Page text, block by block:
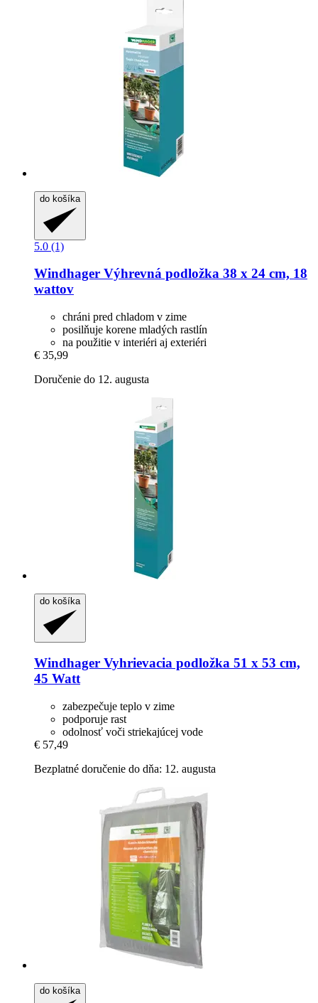
do košíka
5.0 (1)
Windhager Výhrevná podložka 38 x 24 cm, 18
wattov
chráni pred chladom v zime
posilňuje korene mladých rastlín
na použitie v interiéri aj exteriéri
€ 35,99
Doručenie do 12. augusta
do košíka
Windhager Vyhrievacia podložka 51 x 53 cm,
45 Watt
zabezpečuje teplo v zime
podporuje rast
odolnosť voči striekajúcej vode
€ 57,49
Bezplatné doručenie do dňa: 12. augusta
do košíka